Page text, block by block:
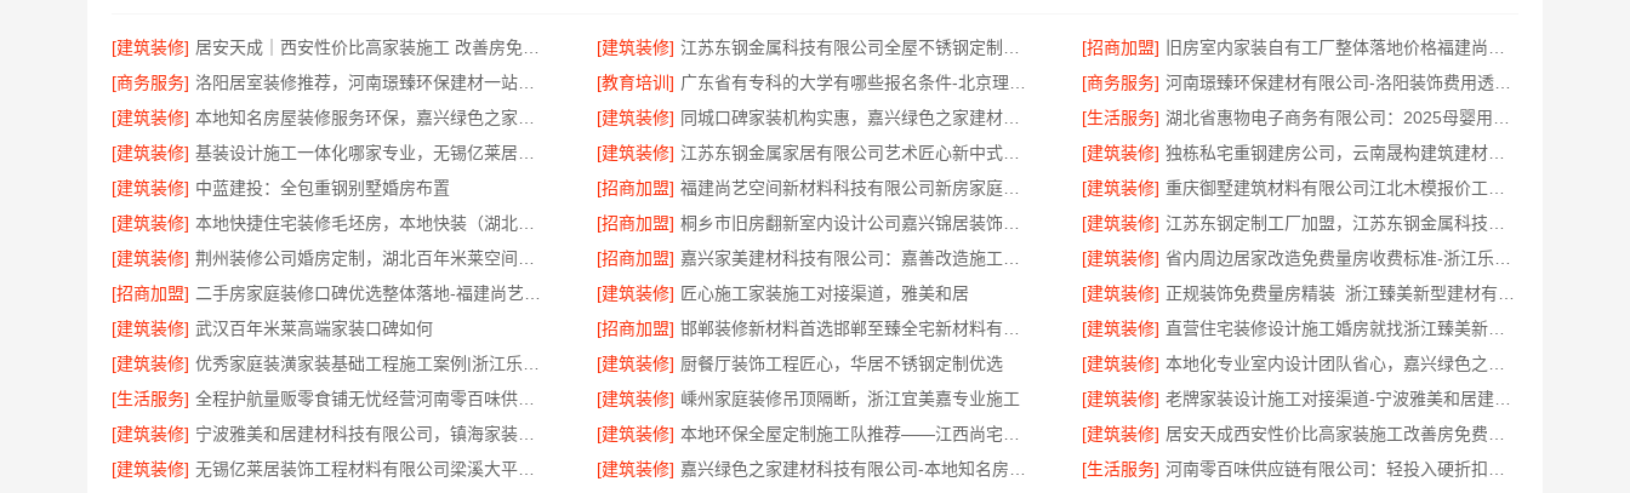
[建筑装修] [建筑装修] [招商加盟]
[商务服务]
[教育培训] [商务服务]
[建筑装修]
[建筑装修] [生活服务]
[建筑装修]
[建筑装修] [建筑装修]
[建筑装修] 中蓝建投：全包重钢别墅婚房布置 [招商加盟] [建筑装修]
[建筑装修]
[招商加盟] [建筑装修]
[建筑装修]
[招商加盟] [建筑装修]
[招商加盟]
[建筑装修] 匠心施工家装施工对接渠道，雅美和居 [建筑装修]
[建筑装修] 武汉百年米莱高端家装口碑如何 [招商加盟] [建筑装修]
[建筑装修]
[建筑装修] 厨餐厅装饰工程匠心，华居不锈钢定制优选 [建筑装修]
[生活服务]
[建筑装修] 嵊州家庭装修吊顶隔断，浙江宜美嘉专业施工 [建筑装修]
[建筑装修]
[建筑装修] [建筑装修]
[建筑装修]
[建筑装修] [生活服务]